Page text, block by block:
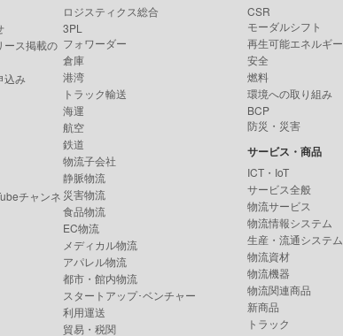
ース掲載の
込み
チャンネ
ロジスティクス総合
3PL
フォワーダー
倉庫
港湾
トラック輸送
海運
航空
鉄道
物流子会社
静脈物流
災害物流
食品物流
EC物流
メディカル物流
アパレル物流
都市・館内物流
スタートアップ･ベンチャー
利用運送
貿易・税関
CSR
モーダルシフト
再生可能エネルギー
安全
燃料
環境への取り組み
BCP
防災・災害
サービス・商品
ICT・IoT
サービス全般
物流サービス
物流情報システム
生産・流通システム
物流資材
物流機器
物流関連商品
新商品
トラック